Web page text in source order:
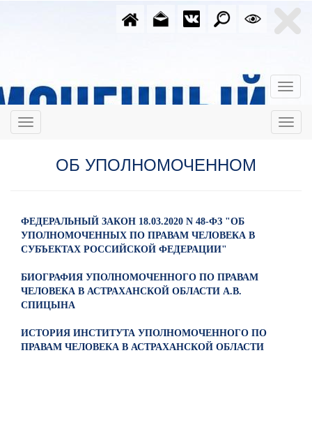
ОБ УПОЛНОМОЧЕННОМ
ФЕДЕРАЛЬНЫЙ ЗАКОН 18.03.2020 N 48-ФЗ "ОБ
УПОЛНОМОЧЕННЫХ ПО ПРАВАМ ЧЕЛОВЕКА В
СУБЪЕКТАХ РОССИЙСКОЙ ФЕДЕРАЦИИ"
БИОГРАФИЯ УПОЛНОМОЧЕННОГО ПО ПРАВАМ
ЧЕЛОВЕКА В АСТРАХАНСКОЙ ОБЛАСТИ А.В.
СПИЦЫНА
ИСТОРИЯ ИНСТИТУТА УПОЛНОМОЧЕННОГО ПО
ПРАВАМ ЧЕЛОВЕКА В АСТРАХАНСКОЙ ОБЛАСТИ